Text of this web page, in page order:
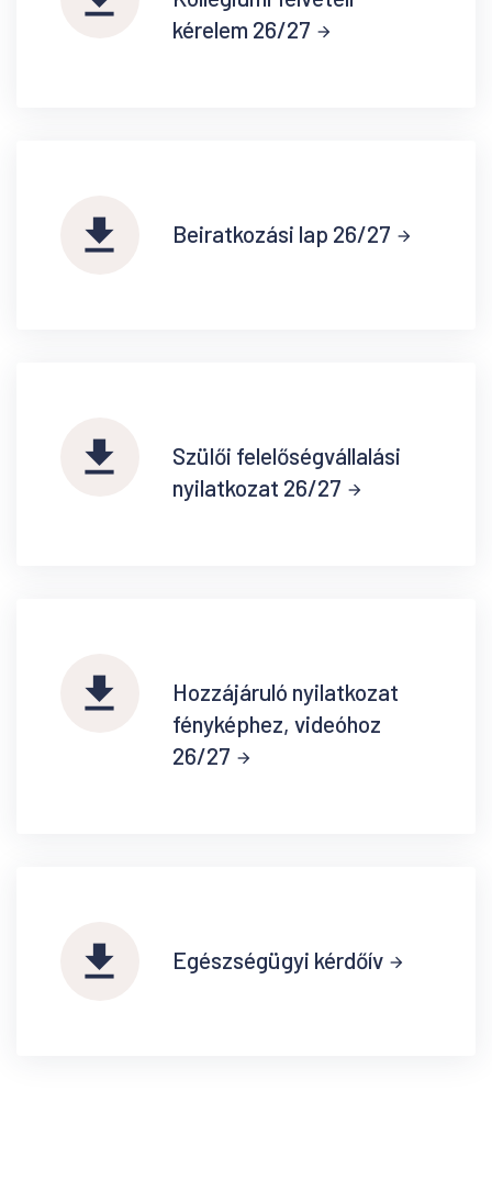
kérelem 26/27 arrow_forward
file_download Beiratkozási lap 26/27 arrow_forward
file_download
Szülői felelőségvállalási
nyilatkozat 26/27 arrow_forward
file_download
Hozzájáruló nyilatkozat
fényképhez, videóhoz
26/27 arrow_forward
file_download Egészségügyi kérdőív arrow_forward